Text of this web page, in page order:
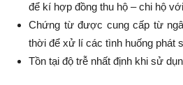
để kí hợp đồng thu hộ – chi hộ
Chứng từ được cung cấp từ
thời để xử lí các tình huống phát
Tồn tại độ trễ nhất định khi sử